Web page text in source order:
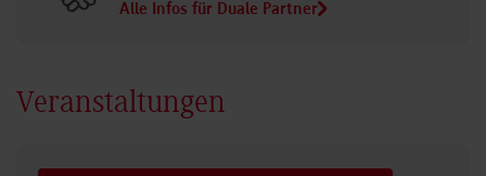
Alle Infos für Duale Partner
Veranstaltungen